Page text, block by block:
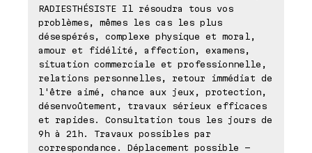
RADIESTHÉSISTE Il résoudra tous vos
problèmes, mêmes les cas les plus
désespérés, complexe physique et moral,
amour et fidélité, affection, examens,
situation commerciale et professionnelle,
relations personnelles, retour immédiat de
l'être aimé, chance aux jeux, protection,
désenvoûtement, travaux sérieux efficaces
et rapides. Consultation tous les jours de
9h à 21h. Travaux possibles par
correspondance. Déplacement possible -